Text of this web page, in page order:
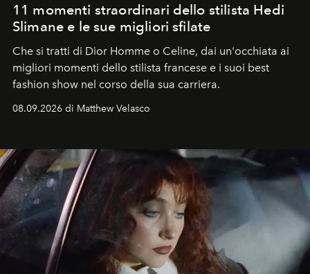
11 momenti straordinari dello stilista Hedi
Slimane e le sue migliori sfilate
Che si tratti di Dior Homme o Celine, dai un'occhiata ai
migliori momenti dello stilista francese e i suoi best
fashion show nel corso della sua carriera.
08.09.2026 di Matthew Velasco